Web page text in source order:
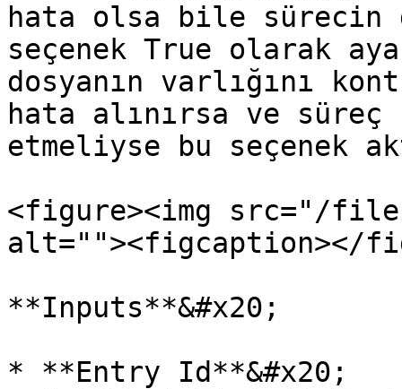
hata olsa bile sürecin
seçenek True olarak
dosyanın varlığını
hata alınırsa ve süreç
etmeliyse bu seçenek
<figure><img src="/files/
alt=""><figcaption></
**Inputs**&#x20;
* **Entry Id**&#x20;